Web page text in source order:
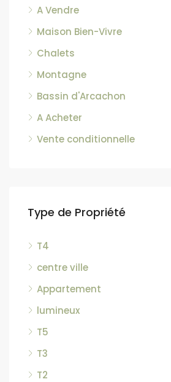
A Vendre
Maison Bien-Vivre
Chalets
Montagne
Bassin d'Arcachon
A Acheter
Vente conditionnelle
Type de Propriété
T4
centre ville
Appartement
lumineux
T5
T3
T2